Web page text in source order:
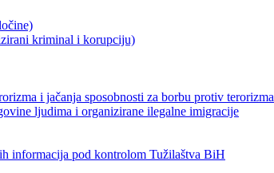
kriminal i korupciju)
i jačanja sposobnosti za borbu protiv terorizma
ljudima i organizirane ilegalne imigracije
informacija pod kontrolom Tužilaštva BiH